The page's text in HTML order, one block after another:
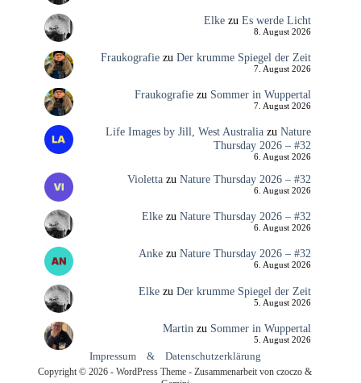
Elkezu Es werde Licht
8. August 2026
Fraukografiezu Der krumme Spiegel der Zeit
7. August 2026
Fraukografiezu Sommer in Wuppertal
7. August 2026
Life Images by Jill, West Australiazu Nature
Thursday 2026 – #32
6. August 2026
Violettazu Nature Thursday 2026 – #32
6. August 2026
Elkezu Nature Thursday 2026 – #32
6. August 2026
Ankezu Nature Thursday 2026 – #32
6. August 2026
Elkezu Der krumme Spiegel der Zeit
5. August 2026
Martin zu Sommer in Wuppertal
5. August 2026
Impressum & Datenschutzerklärung
Copyright © 2026 - WordPress Theme - Zusammenarbeit von czoczo &